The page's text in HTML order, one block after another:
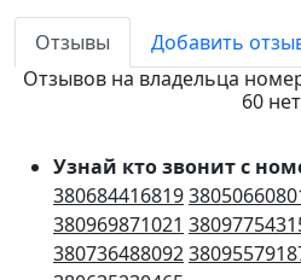
Отзывы
Добавить
Отзывов на владельца
60 нет
Узнай кто звонит с
380684416819
380969871021
380736488092